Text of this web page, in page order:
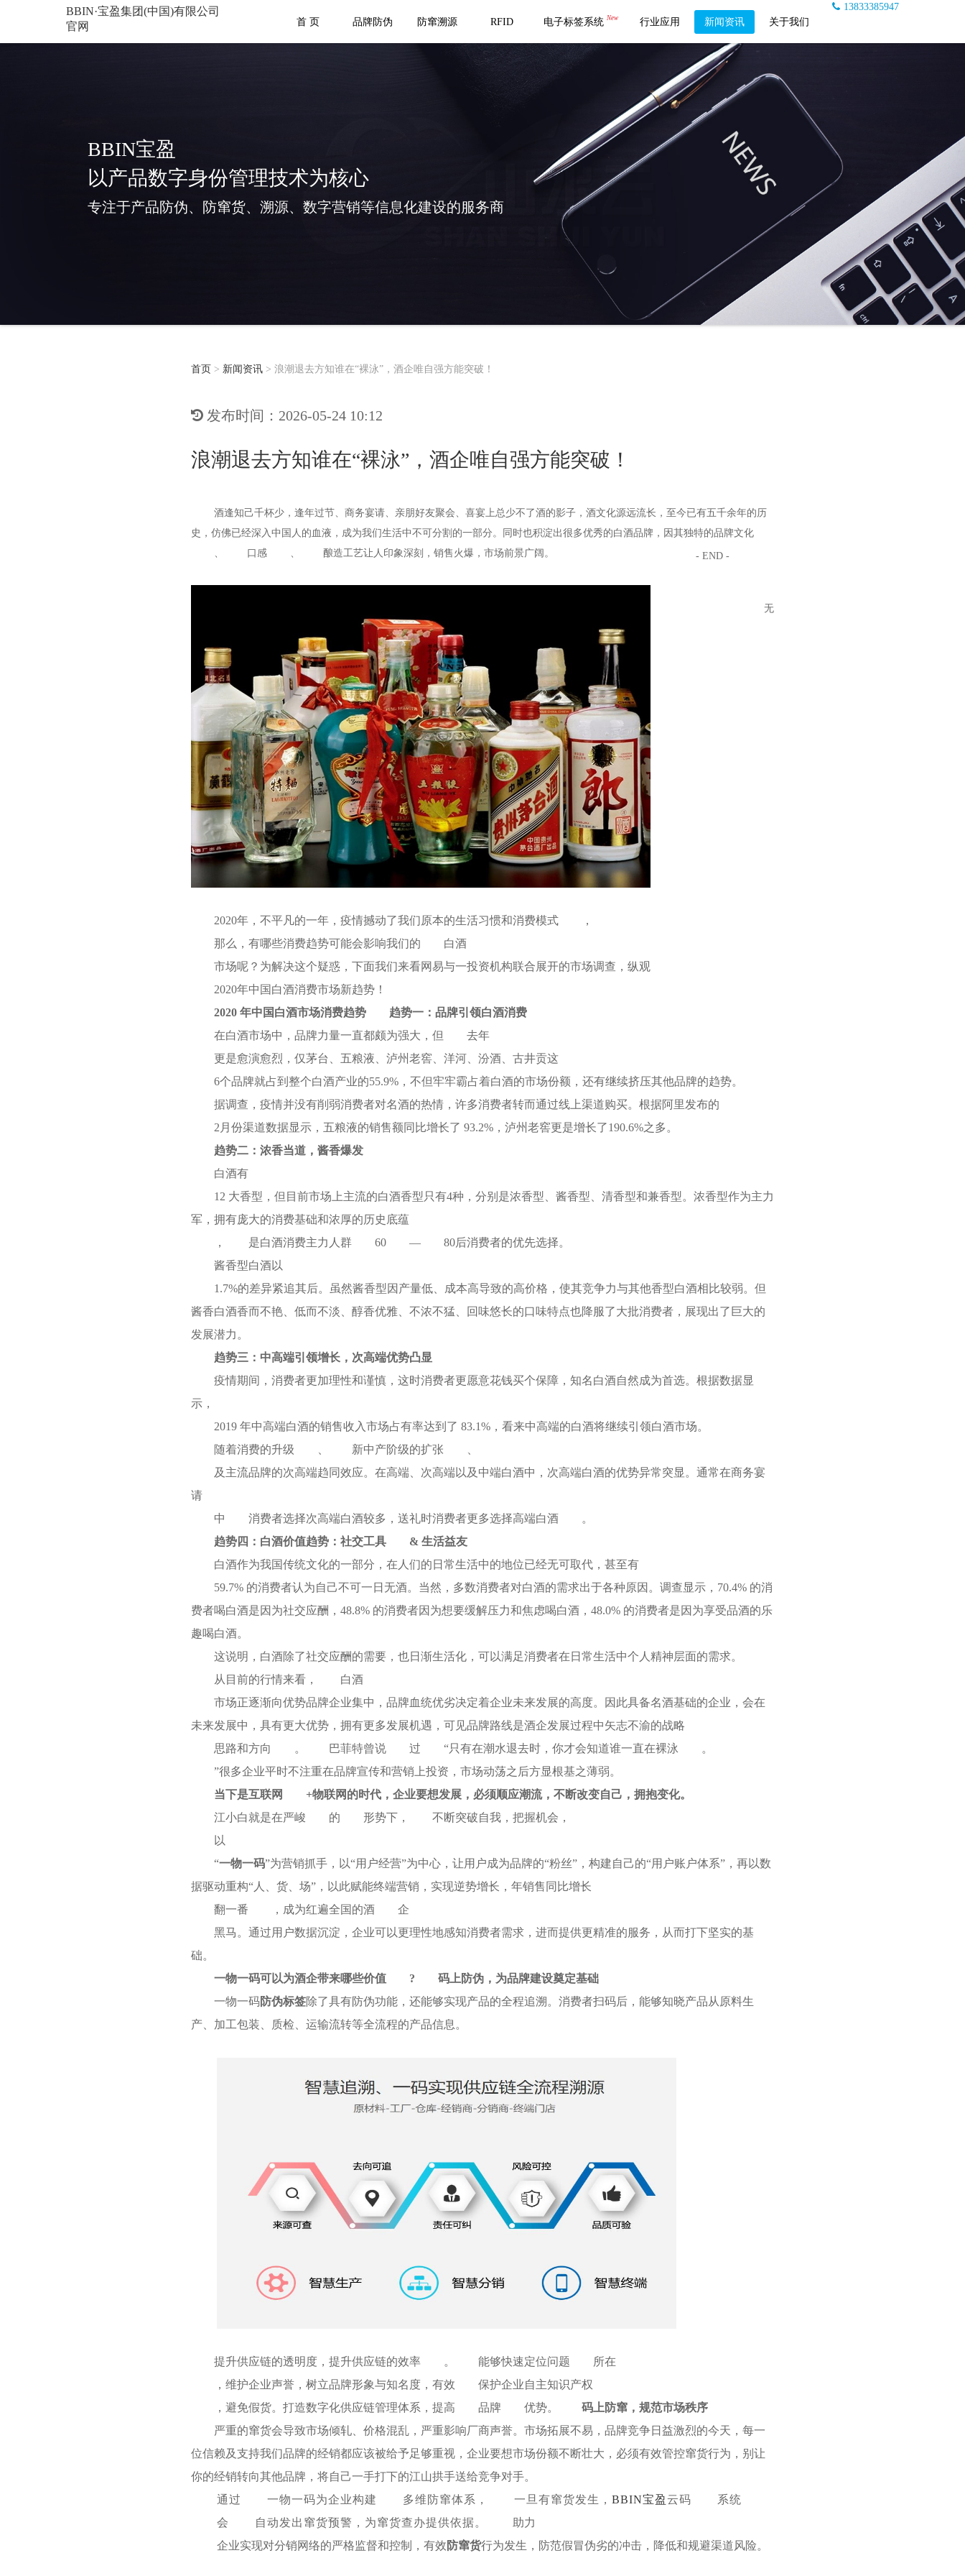
BBIN·宝盈集团(中国)有限公司
官网
13833385947
首 页
品牌防伪 防窜溯源 RFID 电子标签系统 New 行业应用 新闻资讯 关于我们
BBIN宝盈
以产品数字身份管理技术为核心
专注于产品防伪、防窜货、溯源、数字营销等信息化建设的服务商
首页 > 新闻资讯 > 浪潮退去方知谁在“裸泳”，酒企唯自强方能突破！
发布时间：2026-05-24 10:12
浪潮退去方知谁在“裸泳”，酒企唯自强方能突破！
酒逢知己千杯少，逢年过节、商务宴请、亲朋好友聚会、喜宴上总少不了酒的影子，酒文化源远流长，至今已有五千余年的历
史，仿佛已经深入中国人的血液，成为我们生活中不可分割的一部分。同时也积淀出很多优秀的白酒品牌，因其独特的品牌文化
、
口感 、 酿造工艺让人印象深刻，销售火爆，市场前景广阔。
2020年，不平凡的一年，疫情撼动了我们原本的生活习惯和消费模式
，
那么，有哪些消费趋势可能会影响我们的
白酒
市场呢？为解决这个疑惑，下面我们来看网易与一投资机构联合展开的市场调查，纵观
2020年中国白酒消费市场新趋势！
2020 年中国白酒市场消费趋势
趋势一：品牌引领白酒消费
在白酒市场中，品牌力量一直都颇为强大，但
去年
更是愈演愈烈，仅茅台、五粮液、泸州老窖、洋河、汾酒、古井贡这
6个品牌就占到整个白酒产业的55.9%，不但牢牢霸占着白酒的市场份额，还有继续挤压其他品牌的趋势。
据调查，疫情并没有削弱消费者对名酒的热情，许多消费者转而通过线上渠道购买。根据阿里发布的
2月份渠道数据显示，五粮液的销售额同比增长了 93.2%，泸州老窖更是增长了190.6%之多。
趋势二：浓香当道，酱香爆发
白酒有
12 大香型，但目前市场上主流的白酒香型只有4种，分别是浓香型、酱香型、清香型和兼香型。浓香型作为主力
军，拥有庞大的消费基础和浓厚的历史底蕴
，
是白酒消费主力人群 60 —
80后消费者的优先选择。
酱香型白酒以
1.7%的差异紧追其后。虽然酱香型因产量低、成本高导致的高价格，使其竞争力与其他香型白酒相比较弱。但
酱香白酒香而不艳、低而不淡、醇香优雅、不浓不猛、回味悠长的口味特点也降服了大批消费者，展现出了巨大的
发展潜力。
趋势三：中高端引领增长，次高端优势凸显
疫情期间，消费者更加理性和谨慎，这时消费者更愿意花钱买个保障，知名白酒自然成为首选。根据数据显
示，
2019 年中高端白酒的销售收入市场占有率达到了 83.1%，看来中高端的白酒将继续引领白酒市场。
随着消费的升级
新中产阶级的扩张
及主流品牌的次高端趋同效应。在高端、次高端以及中端白酒中，次高端白酒的优势异常突显。通常在商务宴
请
中
消费者选择次高端白酒较多，送礼时消费者更多选择高端白酒
。
趋势四：白酒价值趋势：社交工具
& 生活益友
白酒作为我国传统文化的一部分，在人们的日常生活中的地位已经无可取代，甚至有
59.7% 的消费者认为自己不可一日无酒。当然，多数消费者对白酒的需求出于各种原因。调查显示，70.4% 的消
费者喝白酒是因为社交应酬，48.8% 的消费者因为想要缓解压力和焦虑喝白酒，48.0% 的消费者是因为享受品酒的乐
趣喝白酒。
这说明，白酒除了社交应酬的需要，也日渐生活化，可以满足消费者在日常生活中个人精神层面的需求。
从目前的行情来看，
白酒
市场正逐渐向优势品牌企业集中，品牌血统优劣决定着企业未来发展的高度。因此具备名酒基础的企业，会在
未来发展中，具有更大优势，拥有更多发展机遇，可见品牌路线是酒企发展过程中矢志不渝的战略
思路和方向
。 巴菲特曾说 过 “只有在潮水退去时，你才会知道谁一直在裸泳
。
”很多企业平时不注重在品牌宣传和营销上投资，市场动荡之后方显根基之薄弱。
当下是互联网
+物联网的时代，企业要想发展，必须顺应潮流，不断改变自己，拥抱变化。
江小白就是在严峻
的 形势下，
不断突破自我，把握机会，
以
“一物一码”为营销抓手，以“用户经营”为中心，让用户成为品牌的“粉丝”，构建自己的“用户账户体系”，再以数
据驱动重构“人、货、场”，以此赋能终端营销，实现逆势增长，年销售同比增长
翻一番
，成为红遍全国的酒
企
黑马。通过用户数据沉淀，企业可以更理性地感知消费者需求，进而提供更精准的服务，从而打下坚实的基
础。
一物一码可以为酒企带来哪些价值
?
码上防伪，为品牌建设奠定基础
一物一码防伪标签除了具有防伪功能，还能够实现产品的全程追溯。消费者扫码后，能够知晓产品从原料生
产、加工包装、质检、运输流转等全流程的产品信息。
提升供应链的透明度，提升供应链的效率 。 能够快速定位问题
所在
，维护企业声誉，树立品牌形象与知名度，有效
保护企业自主知识产权
，避免假货。打造数字化供应链管理体系，提高
品牌 优势。
码上防窜，规范市场秩序
严重的窜货会导致市场倾轧、价格混乱，严重影响厂商声誉。市场拓展不易，品牌竞争日益激烈的今天，每一
位信赖及支持我们品牌的经销都应该被给予足够重视，企业要想市场份额不断壮大，必须有效管控窜货行为，别让
你的经销转向其他品牌，将自己一手打下的江山拱手送给竞争对手。
通过
一物一码为企业构建 多维防窜体系， 一旦有窜货发生， BBIN宝盈云码
系统
会
自动发出窜货预警，为窜货查办提供依据。
助力
企业实现对分销网络的严格监督和控制，有效 防窜货行为发生，防范假冒伪劣的冲击，降低和规避渠道风险。
- END -
无